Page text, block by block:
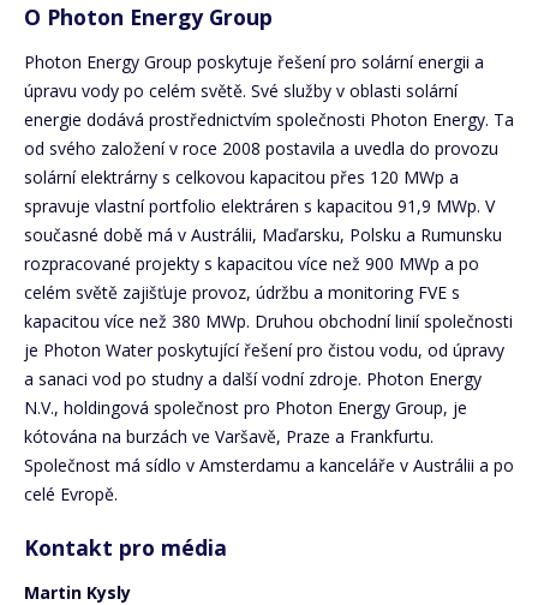
O Photon Energy Group
Photon Energy Group poskytuje řešení pro solární energii a
úpravu vody po celém světě. Své služby v oblasti solární
energie dodává prostřednictvím společnosti Photon Energy. Ta
od svého založení v roce 2008 postavila a uvedla do provozu
solární elektrárny s celkovou kapacitou přes 120 MWp a
spravuje vlastní portfolio elektráren s kapacitou 91,9 MWp. V
současné době má v Austrálii, Maďarsku, Polsku a Rumunsku
rozpracované projekty s kapacitou více než 900 MWp a po
celém světě zajišťuje provoz, údržbu a monitoring FVE s
kapacitou více než 380 MWp. Druhou obchodní linií společnosti
je Photon Water poskytující řešení pro čistou vodu, od úpravy
a sanaci vod po studny a další vodní zdroje. Photon Energy
N.V., holdingová společnost pro Photon Energy Group, je
kótována na burzách ve Varšavě, Praze a Frankfurtu.
Společnost má sídlo v Amsterdamu a kanceláře v Austrálii a po
celé Evropě.
Kontakt pro média
Martin Kysly